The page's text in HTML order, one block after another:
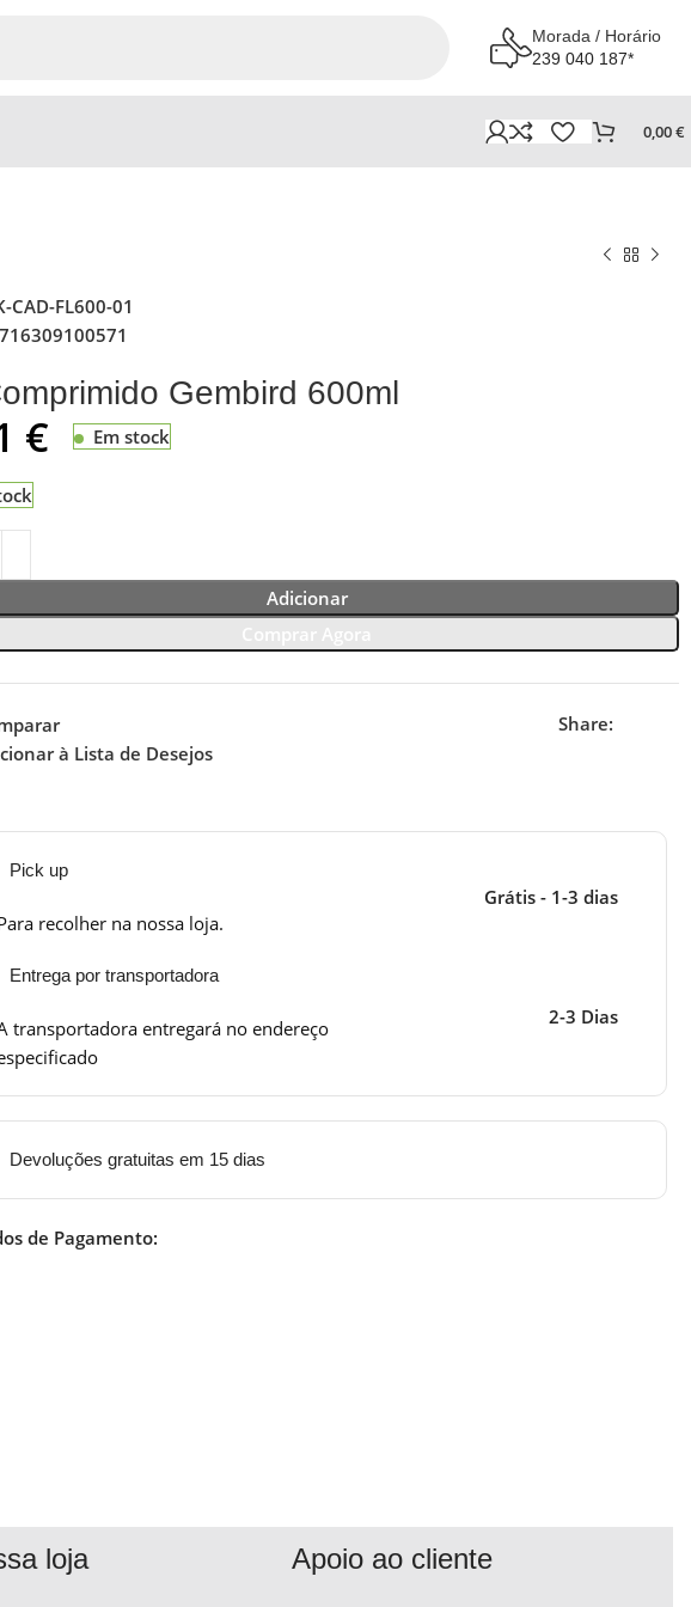
Morada / Horário
239 040 187*
0,00€
CAD-FL600-01
Gembird 600ml
€ Em stock
Adicionar
à Lista de Desejos
Share:
Pick up
recolher na nossa loja.
Grátis - 1-3 dias
Entrega por transportadora
transportadora entregará no endereço
2-3 Dias
Devoluções gratuitas em 15 dias
de Pagamento:
loja Apoio ao cliente